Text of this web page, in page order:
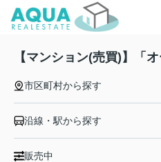
【マンション(売買)】「
市区町村から探す
沿線・駅から探す
販売中